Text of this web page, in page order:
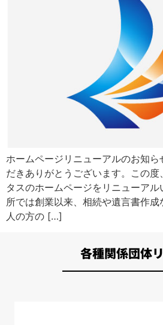
ホームページリニューアルのお知
だきありがとうございます。この
タスのホームページをリニューア
所では創業以来、相続や遺言書作
人の方の […]
各種関係団体